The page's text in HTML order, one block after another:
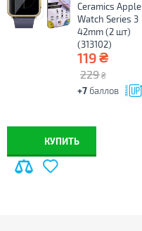
Ceramics Apple
Watch Series 3
42mm (2 шт)
(313102)
119₴
229 ₴
+7 баллов
КУПИТЬ